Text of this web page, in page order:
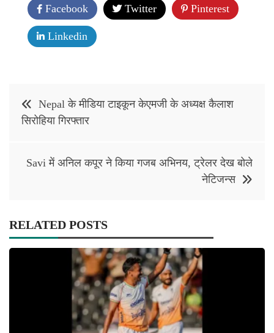
Facebook Twitter Pinterest
Linkedin
navigation
Nepal के मीडिया टाइकून केएमजी के अध्यक्ष कैलाश
सिरोहिया गिरफ्तार
Savi में अनिल कपूर ने किया गजब अभिनय, ट्रेलर देख बोले
नेटिजन्स
RELATED POSTS